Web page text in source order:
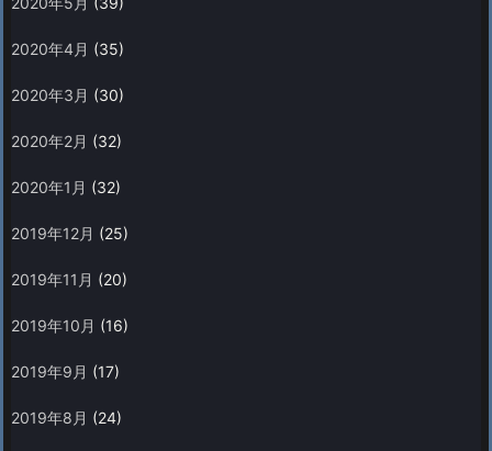
2020年4月 (35)
2020年3月 (30)
2020年2月 (32)
2020年1月 (32)
2019年12月 (25)
2019年11月 (20)
2019年10月 (16)
2019年9月 (17)
2019年8月 (24)